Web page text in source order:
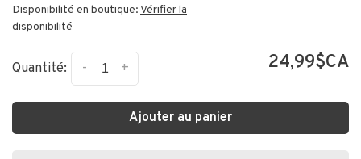
Disponibilité en boutique:Vérifier la
disponibilité
Quantité: +
- 24,99$CA
Ajouter au panier